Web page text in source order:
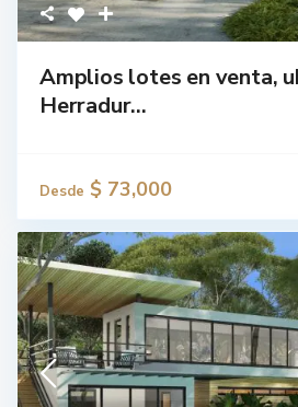
Amplios lotes en venta,
Herradur...
Desde $ 73,000